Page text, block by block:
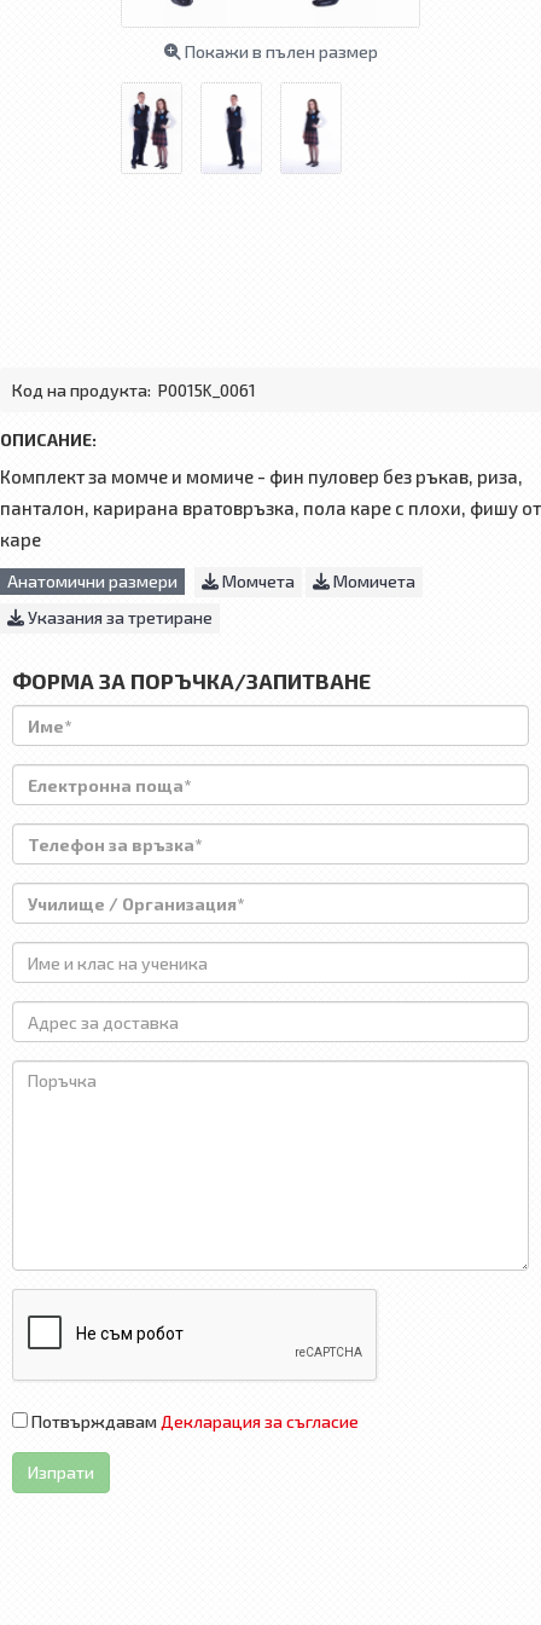
Покажи в пълен размер
Код на продукта: P0015K_0061
ОПИСАНИЕ:
Комплект за момче и момиче - фин пуловер без ръкав, риза,
панталон, карирана вратовръзка, пола каре с плохи, фишу от
каре
Анатомични размери Момчета
Момичета
Указания за третиране
ФОРМА ЗА ПОРЪЧКА/ЗАПИТВАНЕ
ПотвърждавамДекларация за съгласие
Изпрати